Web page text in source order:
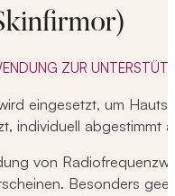
ZUR
eingesetzt, um
individuell abgestimmt
von
Besonders